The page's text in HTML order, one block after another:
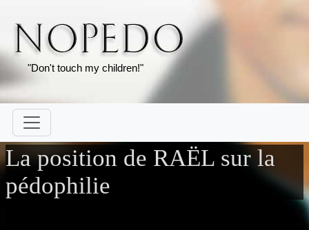
"Don't touch my children!"
La position de RAËL sur la
pédophilie